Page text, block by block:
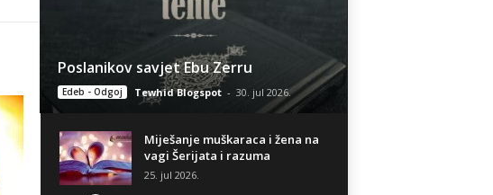
Poslanikov savjet Ebu Zerru
Edeb - Odgoj Tewhid Blogspot - 30. jul 2026.
Miješanje muškaraca i žena na
vagi Šerijata i razuma
25. jul 2026.